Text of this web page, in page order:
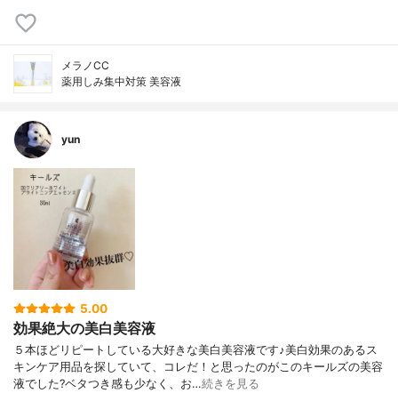
メラノCC
薬用しみ集中対策 美容液
yun
5.00
効果絶大の美白美容液
５本ほどリピートしている大好きな美白美容液です♪美白効果のあるス
キンケア用品を探していて、コレだ！と思ったのがこのキールズの美容
液でした?ベタつき感も少なく、お…続きを見る